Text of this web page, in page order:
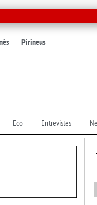
Pirineus
Eco Entrevistes